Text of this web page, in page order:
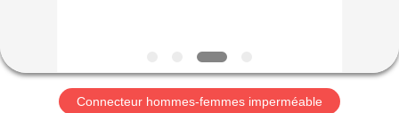
DE
NOUS
Connecteur hommes-femmes imperméable